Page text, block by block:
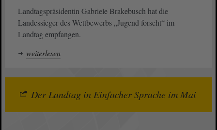
Landtagspräsidentin Gabriele Brakebusch hat die
Landessieger des Wettbewerbs „Jugend forscht“ im
Landtag empfangen.
weiterlesen
Der Landtag in Einfacher Sprache im Mai